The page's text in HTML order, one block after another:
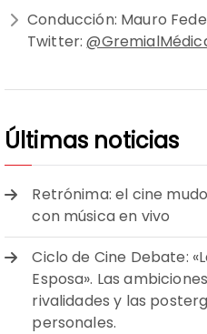
Conducción: Mauro
Twitter:
Últimas noticias
Retrónima: el cine
con música en vivo
Ciclo de Cine Debate:
Esposa». Las
rivalidades y las
personales.